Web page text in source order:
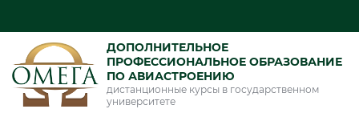
ДОПОЛНИТЕЛЬНОЕ
ПРОФЕССИОНАЛЬНОЕ ОБРАЗОВАНИЕ
ПО АВИАСТРОЕНИЮ
дистанционные курсы в государственном
университете